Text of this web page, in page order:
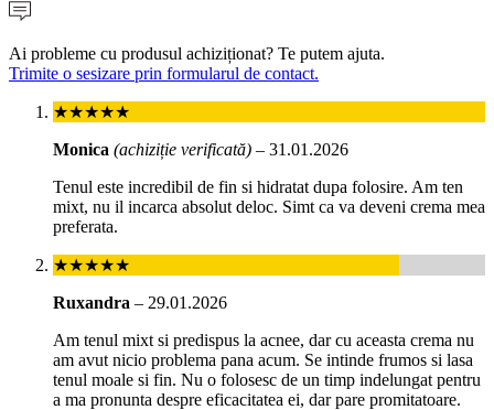
Ai probleme cu produsul achiziționat? Te putem ajuta.
Trimite o sesizare prin formularul de contact.
★★★★★
Monica (achiziție verificată) – 31.01.2026
Tenul este incredibil de fin si hidratat dupa folosire. Am ten
mixt, nu il incarca absolut deloc. Simt ca va deveni crema mea
preferata.
★★★★★
Ruxandra – 29.01.2026
Am tenul mixt si predispus la acnee, dar cu aceasta crema nu
am avut nicio problema pana acum. Se intinde frumos si lasa
tenul moale si fin. Nu o folosesc de un timp indelungat pentru
a ma pronunta despre eficacitatea ei, dar pare promitatoare.